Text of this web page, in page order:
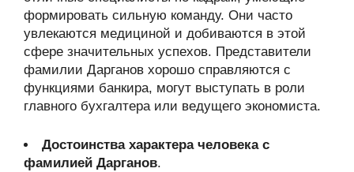
формировать сильную команду. Они часто
увлекаются медициной и добиваются в этой
сфере значительных успехов. Представители
фамилии Дарганов хорошо справляются с
функциями банкира, могут выступать в роли
главного бухгалтера или ведущего экономиста.
Достоинства характера человека с
фамилией Дарганов.